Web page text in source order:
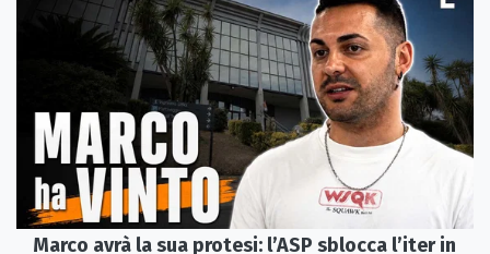
Marco avrà la sua protesi: l’ASP sblocca l’iter in